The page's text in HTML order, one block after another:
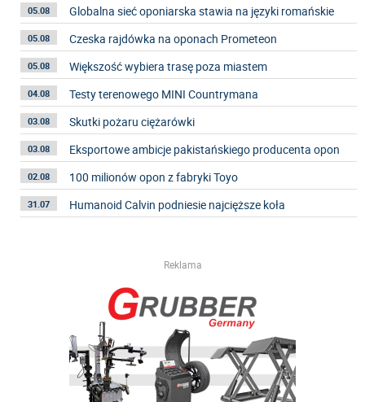
05.08 Globalna sieć oponiarska stawia na języki romańskie
05.08 Czeska rajdówka na oponach Prometeon
05.08 Większość wybiera trasę poza miastem
04.08 Testy terenowego MINI Countrymana
03.08 Skutki pożaru ciężarówki
03.08 Eksportowe ambicje pakistańskiego producenta opon
02.08 100 milionów opon z fabryki Toyo
31.07 Humanoid Calvin podniesie najcięższe koła
Reklama